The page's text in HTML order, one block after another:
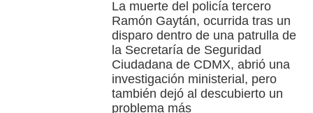
La muerte del policía tercero
Ramón Gaytán, ocurrida tras un
disparo dentro de una patrulla de
la Secretaría de Seguridad
Ciudadana de CDMX, abrió una
investigación ministerial, pero
también dejó al descubierto un
problema más